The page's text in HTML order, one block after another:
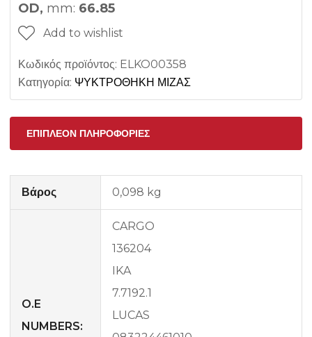
OD, mm: 66.85
Add to wishlist
Κωδικός προϊόντος: ELKO00358
Κατηγορία: ΨΥΚΤΡΟΘΗΚΗ ΜΙΖΑΣ
ΕΠΙΠΛΈΟΝ ΠΛΗΡΟΦΟΡΊΕΣ
Βάρος 0,098 kg
O.E
NUMBERS:
CARGO
136204
IKA
7.7192.1
LUCAS